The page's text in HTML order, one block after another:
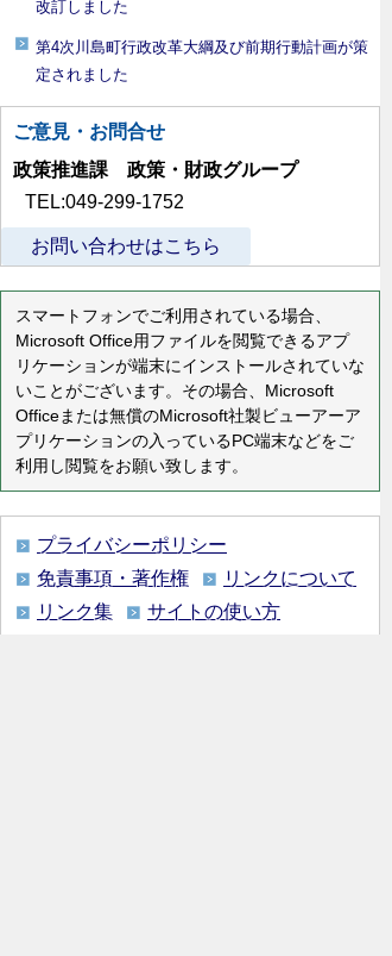
改訂しました
第4次川島町行政改革大綱及び前期行動計画が策
定されました
ご意見・お問合せ
政策推進課 政策・財政グループ
TEL:049-299-1752
お問い合わせはこちら
スマートフォンでご利用されている場合、
Microsoft Office用ファイルを閲覧できるアプ
リケーションが端末にインストールされていな
いことがございます。その場合、Microsoft
Officeまたは無償のMicrosoft社製ビューアーア
プリケーションの入っているPC端末などをご
利用し閲覧をお願い致します。
プライバシーポリシー
免責事項・著作権
リンクについて
リンク集
サイトの使い方